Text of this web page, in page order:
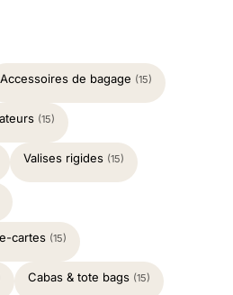
Accessoires de bagage (15)
(15)
Valises rigides (15)
cartes (15)
Cabas & tote bags (15)